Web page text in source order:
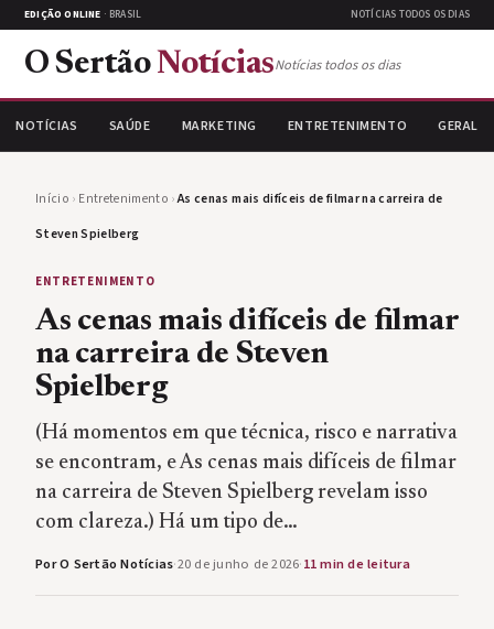
EDIÇÃO ONLINE · BRASIL NOTÍCIAS TODOS OS DIAS
O Sertão NotíciasNotícias todos os dias
NOTÍCIAS SAÚDE MARKETING ENTRETENIMENTO GERAL
Início › Entretenimento ›As cenas mais difíceis de filmar na carreira de
Steven Spielberg
ENTRETENIMENTO
As cenas mais difíceis de filmar
na carreira de Steven
Spielberg
(Há momentos em que técnica, risco e narrativa
se encontram, e As cenas mais difíceis de filmar
na carreira de Steven Spielberg revelam isso
com clareza.) Há um tipo de…
Por O Sertão Notícias·20 de junho de 2026·11 min de leitura